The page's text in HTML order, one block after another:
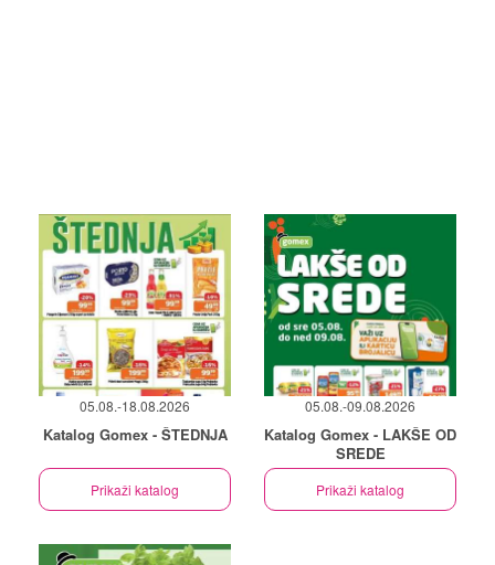
05.08.-18.08.2026
Katalog Gomex - ŠTEDNJA
Prikaži katalog
05.08.-09.08.2026
Katalog Gomex - LAKŠE OD
SREDE
Prikaži katalog